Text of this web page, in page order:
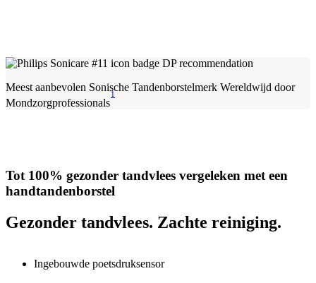
Meest aanbevolen Sonische Tandenborstelmerk Wereldwijd door
Mondzorgprofessionals
1
Tot 100% gezonder tandvlees vergeleken met een
handtandenborstel
Gezonder tandvlees. Zachte reiniging.
Ingebouwde poetsdruksensor